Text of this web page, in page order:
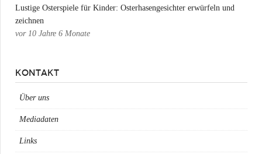
Lustige Osterspiele für Kinder: Osterhasengesichter erwürfeln und
zeichnen
vor 10 Jahre 6 Monate
KONTAKT
Über uns
Mediadaten
Links